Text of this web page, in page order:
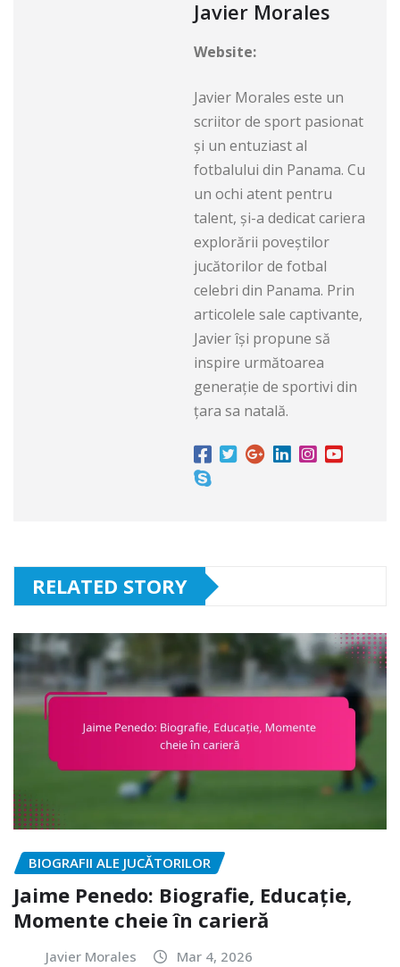
Javier Morales
Website:
Javier Morales este un
scriitor de sport pasionat
și un entuziast al
fotbalului din Panama. Cu
un ochi atent pentru
talent, și-a dedicat cariera
explorării poveștilor
jucătorilor de fotbal
celebri din Panama. Prin
articolele sale captivante,
Javier își propune să
inspire următoarea
generație de sportivi din
țara sa natală.
RELATED STORY
BIOGRAFII ALE JUCĂTORILOR
Jaime Penedo: Biografie, Educație,
Momente cheie în carieră
Javier Morales Mar 4, 2026